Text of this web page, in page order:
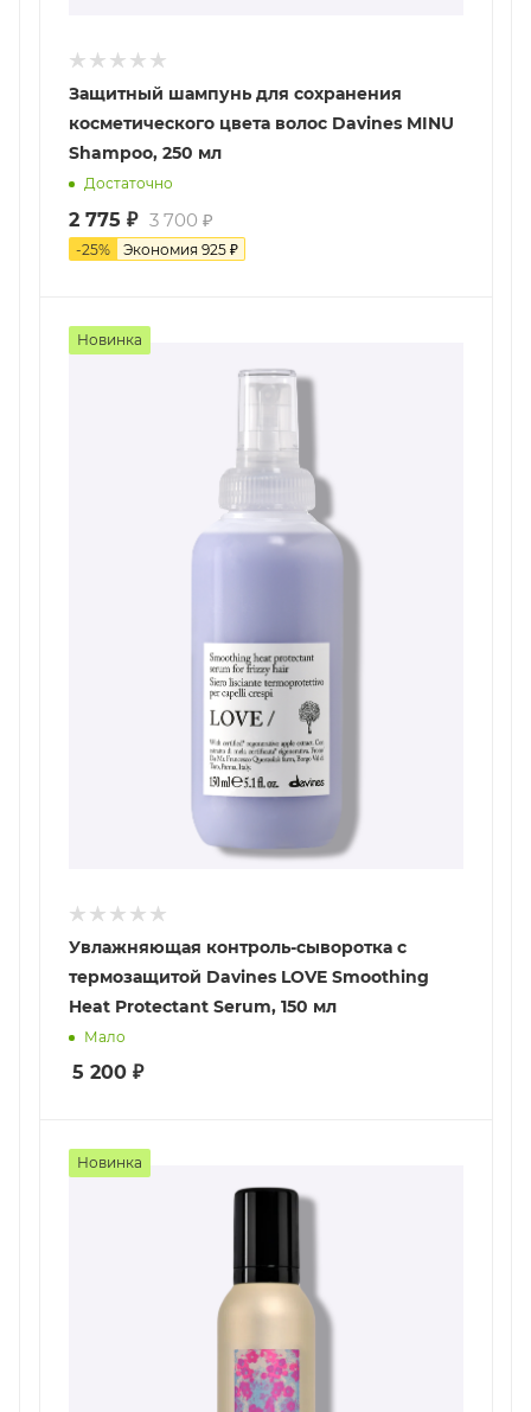
Защитный шампунь для сохранения
косметического цвета волос Davines MINU
Shampoo, 250 мл
Достаточно
2 775 ₽ 3 700 ₽
-25% Экономия 925 ₽
Новинка
Увлажняющая контроль-сыворотка с
термозащитой Davines LOVE Smoothing
Heat Protectant Serum, 150 мл
Мало
5 200 ₽
Новинка